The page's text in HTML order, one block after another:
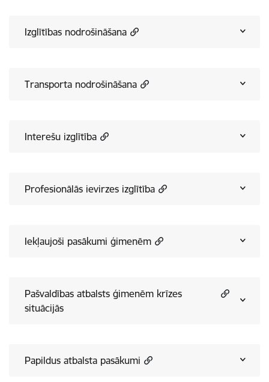
Izglītības nodrošināšana
Transporta nodrošināšana
Interešu izglītība
Profesionālās ievirzes izglītība
Iekļaujoši pasākumi ģimenēm
Pašvaldības atbalsts ģimenēm krīzes
situācijās
Papildus atbalsta pasākumi